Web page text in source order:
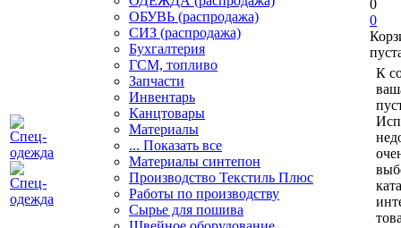
ОБУВЬ (распродажа)
СИЗ (распродажа)
Бухгалтерия
ГСМ, топливо
Запчасти
Инвентарь
Канцтовары
Материалы
... Показать все
Материалы синтепон
Производство Текстиль Плюс
Работы по производству
Сырье для пошива
0
0
К